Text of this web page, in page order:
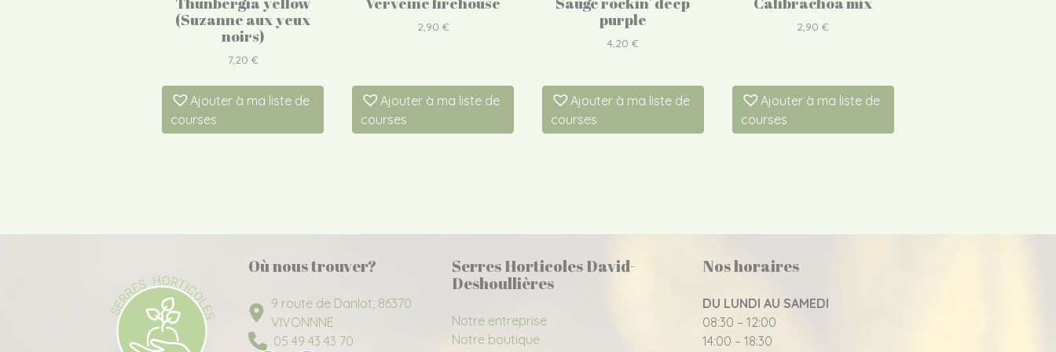
(Suzanne aux yeux
noirs)
7,20 €
Ajouter à ma liste de
courses
2,90 €
Ajouter à ma liste de
courses
purple
4,20€
Ajouter à ma liste de
courses
2,90€
Ajouter à ma liste de
courses
Où nous trouver?
9 route de Danlot, 86370
VIVONNNE
05 49 43 43 70
Serres Horticoles David-
Deshoullières
Notre entreprise
Notre boutique
Nos horaires
DU LUNDI AU SAMEDI
08:30 – 12:00
14:00 – 18:30